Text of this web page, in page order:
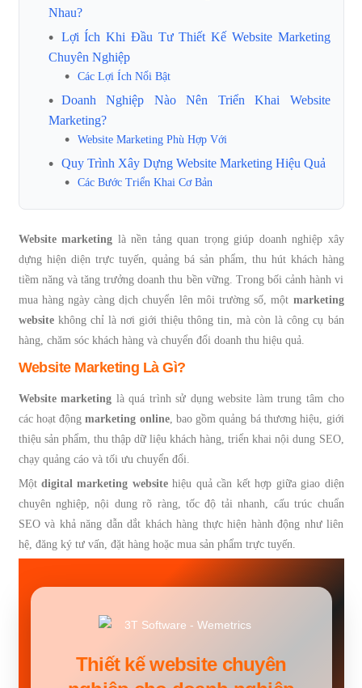
Nhau?
Lợi Ích Khi Đầu Tư Thiết Kế Website Marketing
Chuyên Nghiệp
Các Lợi Ích Nổi Bật
Doanh Nghiệp Nào Nên Triển Khai Website
Marketing?
Website Marketing Phù Hợp Với
Quy Trình Xây Dựng Website Marketing Hiệu Quả
Các Bước Triển Khai Cơ Bản
Website marketing là nền tảng quan trọng giúp doanh nghiệp xây
dựng hiện diện trực tuyến, quảng bá sản phẩm, thu hút khách hàng
tiềm năng và tăng trưởng doanh thu bền vững. Trong bối cảnh hành vi
mua hàng ngày càng dịch chuyển lên môi trường số, một marketing
websitekhông chỉ là nơi giới thiệu thông tin, mà còn là công cụ bán
hàng, chăm sóc khách hàng và chuyển đổi doanh thu hiệu quả.
Website Marketing Là Gì?
Website marketing là quá trình sử dụng website làm trung tâm cho
các hoạt độngmarketing online, bao gồm quảng bá thương hiệu, giới
thiệu sản phẩm, thu thập dữ liệu khách hàng, triển khai nội dung SEO,
chạy quảng cáo và tối ưu chuyển đổi.
Một digital marketing websitehiệu quả cần kết hợp giữa giao diện
chuyên nghiệp, nội dung rõ ràng, tốc độ tải nhanh, cấu trúc chuẩn
SEO và khả năng dẫn dắt khách hàng thực hiện hành động như liên
hệ, đăng ký tư vấn, đặt hàng hoặc mua sản phẩm trực tuyến.
Thiết kế website chuyên